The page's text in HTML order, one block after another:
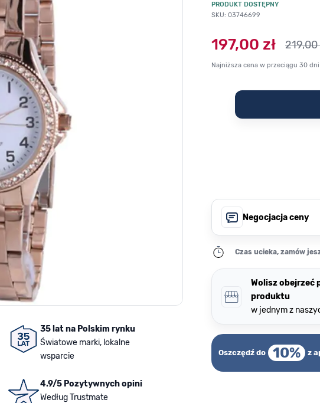
35 lat na Polskim rynku
Światowe marki, lokalne
wsparcie
4.9/5 Pozytywnych opini
Według Trustmate
PRODUKT DOSTĘPNY
SKU: 03746699
197,00 zł 219,00
Najniższa cena w przeciągu 30
Negocjacja ceny
Czas ucieka, zamów
Wolisz obejrzeć
produktu
w jednym z
Oszczędź do 10% z